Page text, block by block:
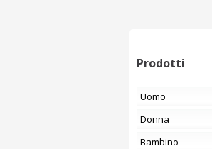
Prodotti
Uomo
Donna
Bambino